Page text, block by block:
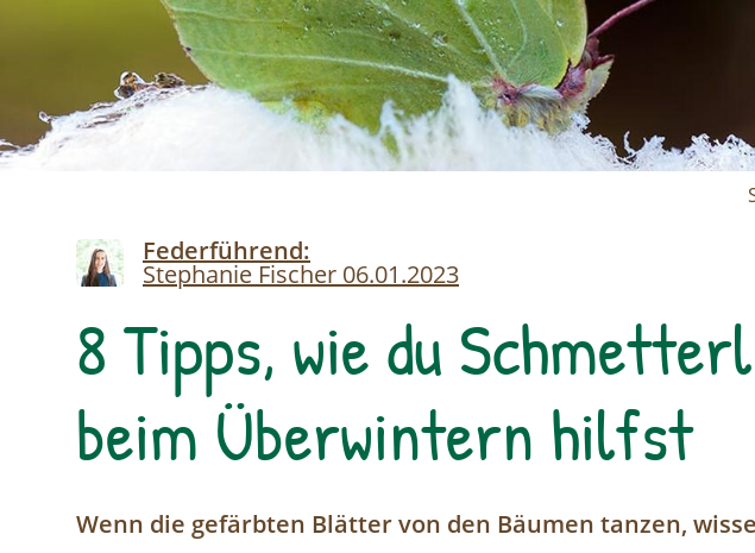
ImageFederführend:
Stephanie Fischer 06.01.2023
8 Tipps, wie du
beim Überwintern hilfst
Wenn die gefärbten Blätter von den Bäumen tanzen,